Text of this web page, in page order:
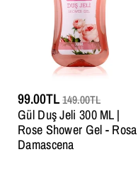
Gül Duş Jeli 300 ML |
Rose Shower Gel - Rosa
Damascena
99.00TL149.00TL